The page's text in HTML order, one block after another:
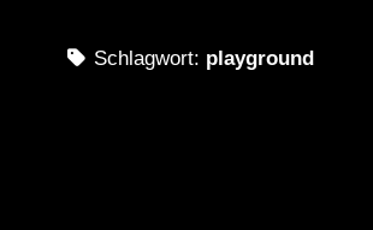
Schlagwort: playground